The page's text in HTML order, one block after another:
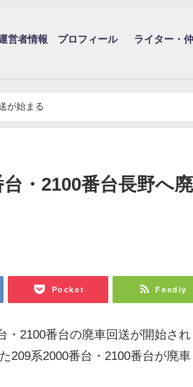
営者情報 プロフィール ライター・
が始まる
台・2100番台長野へ
Pocket Feedly
2100番台の廃車回送が開始され
209系2000番台・2100番台が廃車